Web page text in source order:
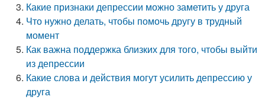
Какие признаки депрессии можно заметить у друга
Что нужно делать, чтобы помочь другу в трудный
момент
Как важна поддержка близких для того, чтобы выйти
из депрессии
Какие слова и действия могут усилить депрессию у
друга